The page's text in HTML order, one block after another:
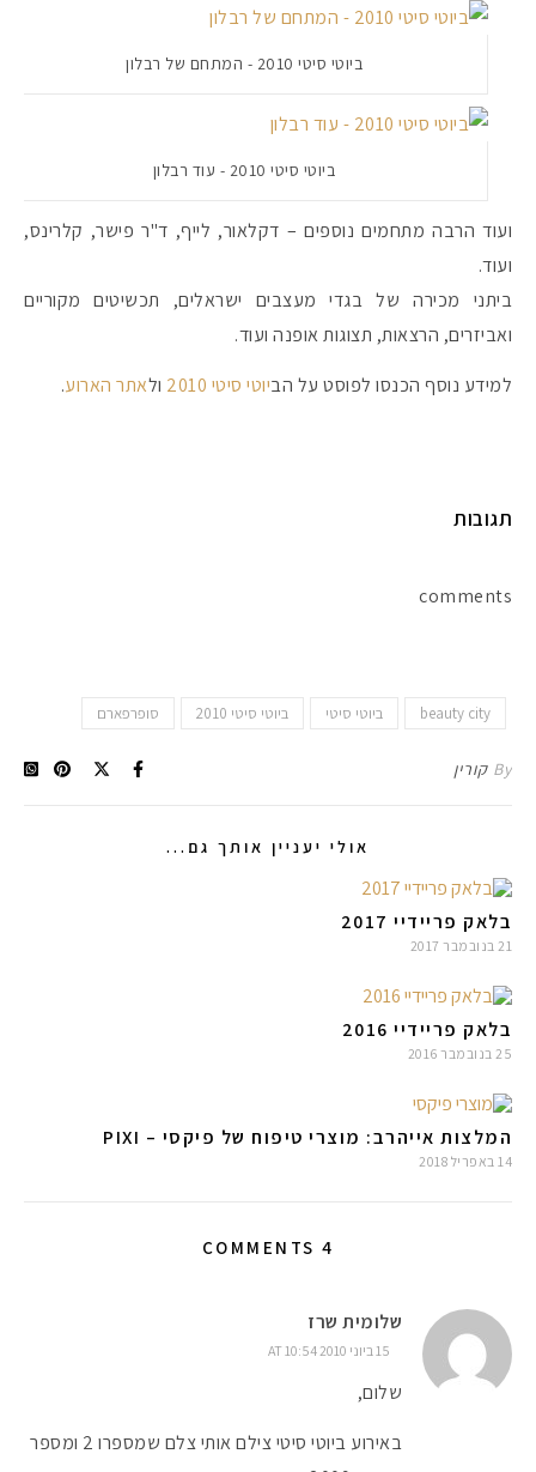
ביוטי סיטי 2010 - המתחם של רבלון
ביוטי סיטי 2010 - עוד רבלון
ועוד הרבה מתחמים נוספים – דקלאור, לייף, ד"ר פישר, קלרינס,
ועוד.
ביתני מכירה של בגדי מעצבים ישראלים, תכשיטים מקוריים
ואביזרים, הרצאות, תצוגות אופנה ועוד.
למידע נוסף הכנסו לפוסט על הביוטי סיטי 2010 ולאתר הארוע.
תגובות
comments
beauty city ביוטי סיטי ביוטי סיטי 2010 סופרפארם
By קורין
אולי יעניין אותך גם...
בלאק פריידיי 2017
21 בנובמבר 2017
בלאק פריידיי 2016
25 בנובמבר 2016
המלצות אייהרב: מוצרי טיפוח של פיקסי – PIXI‎
14 באפריל 2018
4 COMMENTS
שלומית שרז
15 ביוני 2010 AT 10:54
שלום,
באירוע ביוטי סיטי צילם אותי צלם שמספרו 2 ומספר